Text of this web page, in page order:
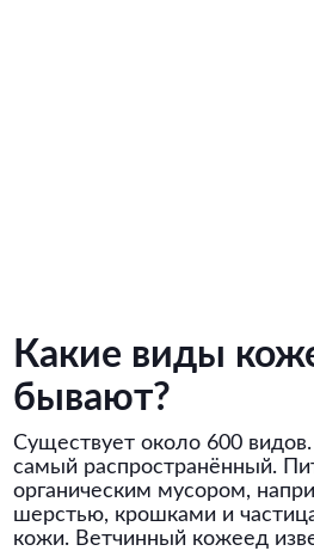
Какие виды
бывают?
Существует около 600
самый распространённый.
органическим мусором,
шерстью, крошками и
кожи. Ветчинный кожеед